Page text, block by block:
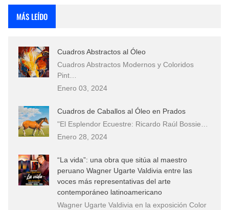
MÁS LEÍDO
Cuadros Abstractos al Óleo
Cuadros Abstractos Modernos y Coloridos
Pint…
Enero 03, 2024
Cuadros de Caballos al Óleo en Prados
"El Esplendor Ecuestre: Ricardo Raúl Bossie…
Enero 28, 2024
“La vida”: una obra que sitúa al maestro
peruano Wagner Ugarte Valdivia entre las
voces más representativas del arte
contemporáneo latinoamericano
Wagner Ugarte Valdivia en la exposición Color